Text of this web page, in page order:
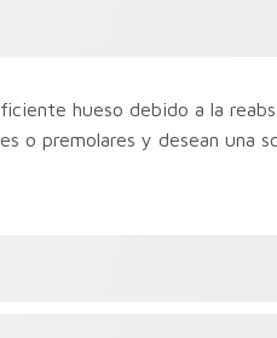
hueso debido a la
o premolares y desean una